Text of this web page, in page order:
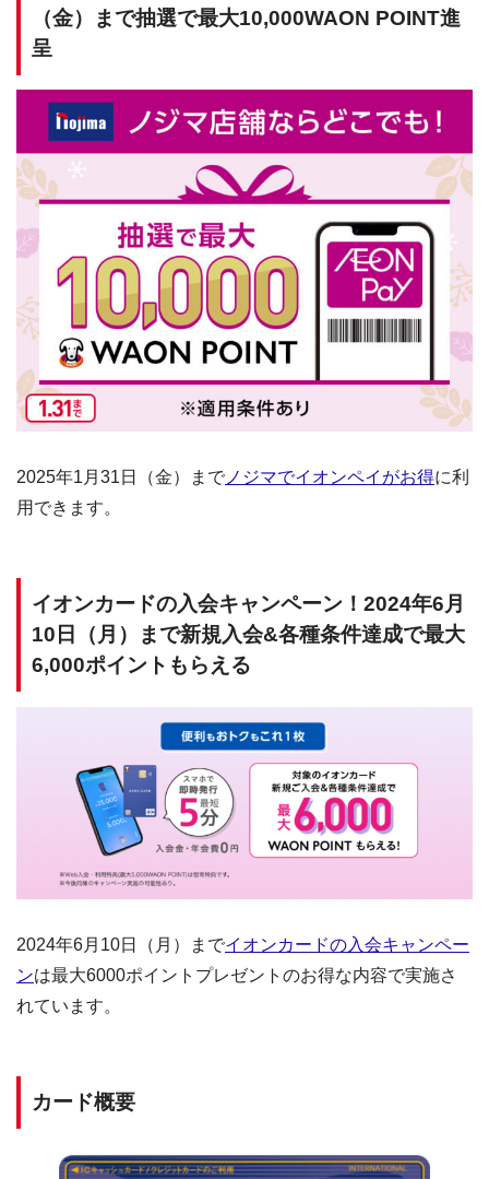
（金）まで抽選で最大10,000WAON POINT進
呈
2025年1月31日（金）までノジマでイオンペイがお得に利
用できます。
イオンカードの入会キャンペーン！2024年6月
10日（月）まで新規入会&各種条件達成で最大
6,000ポイントもらえる
2024年6月10日（月）までイオンカードの入会キャンペー
ンは最大6000ポイントプレゼントのお得な内容で実施さ
れています。
カード概要